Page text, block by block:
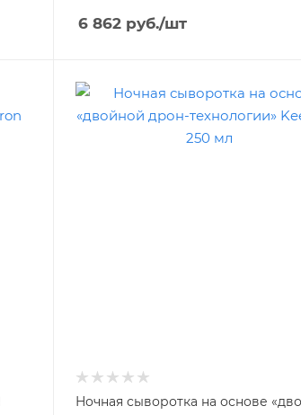
6 862 руб./шт
Ночная сыворотка на основе